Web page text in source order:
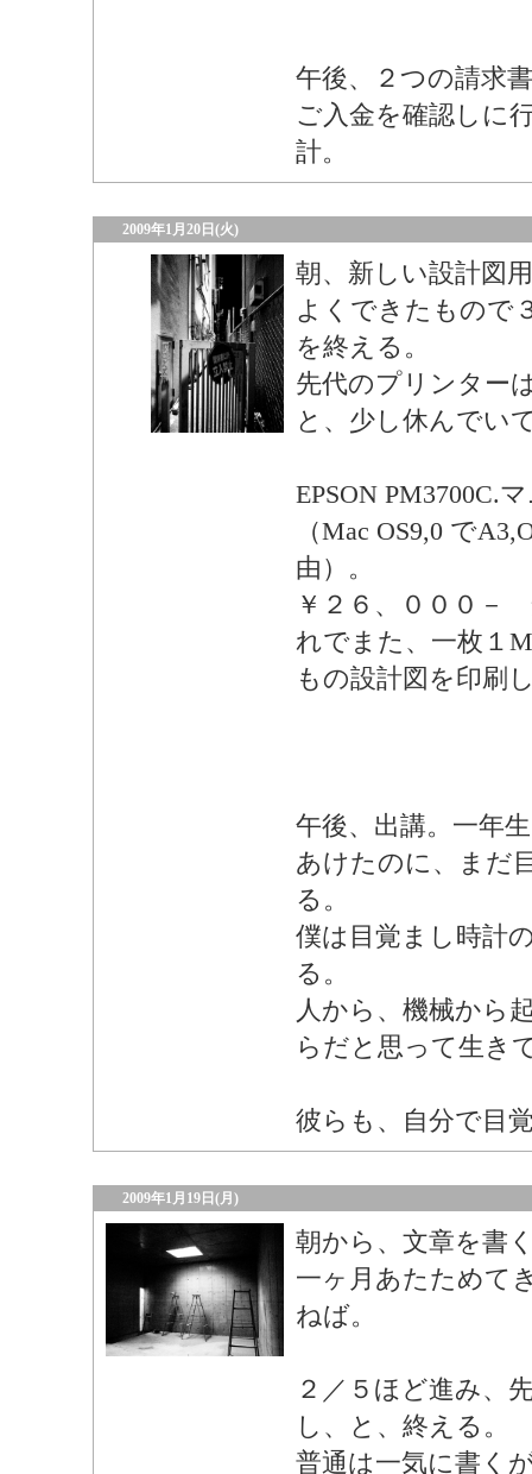
午後、２つの請求
ご入金を確認しに
計。
2009年1月20日(火)
朝、新しい設計図
よくできたもので
を終える。
先代のプリンター
と、少し休んでい
EPSON PM3700C.
（Mac OS9,0 で
由）。
￥２６、０００－
れでまた、一枚１
もの設計図を印刷
午後、出講。一年
あけたのに、まだ
る。
僕は目覚まし時計
る。
人から、機械から
らだと思って生き
彼らも、自分で目
2009年1月19日(月)
朝から、文章を書
一ヶ月あたためて
ねば。
２／５ほど進み、
し、と、終える。
普通は一気に書く